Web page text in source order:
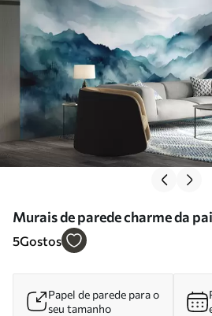
Murais de parede charme da
Nr. u96032
5Gostos
Papel de parede para o
seu tamanho